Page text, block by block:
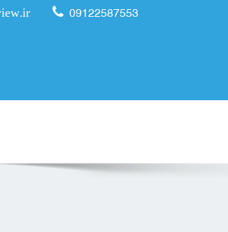
09122587553